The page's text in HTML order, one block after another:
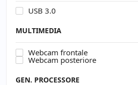
USB 3.0
MULTIMEDIA
Webcam frontale
Webcam posteriore
GEN. PROCESSORE